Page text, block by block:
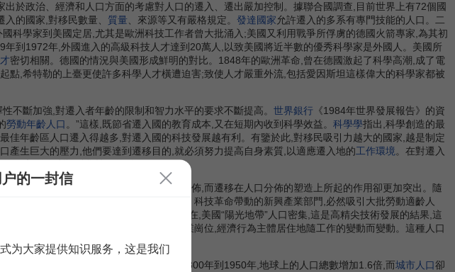
政治、經濟和人口方面的考慮對人口的遷入、遷出嚴加控制。據聯合國調查,目前世界上有72個國
的國家,對移民數量、 質量、來源等又有嚴格規定。 發達國家允許遷入的多系有專門技能的人口。二
科學家到美國定居,尤其是歐洲科技工作者曾大批涌入;美國又利用戰爭所俘虜的德國火箭專家,為其初
到1972年,外國進入的高級科技人才達到20萬人,以致美國將近半數的優秀科學家是外國人。美國所
密切相關。德國的情況與美國形成鮮明的對比。1848年的歐洲革命,曾在德國激起了科學高潮,成了電
點,希特勒的上臺更使許多科學人才橫遭迫害;致使人才嚴重外流,包括愛因斯坦這樣偉大的科學家都被
不斷加強,對遷入者年齡的限制和智力水平的要求不斷提高。 世界銀行 《1984年世界發展報告》的資
勞動年齡人口。”這樣,既節省遷入國的教育成本,又在短期內收到科學效益。 科學學指出,科學創造的最
年齡區人口遷入得越多,對遷入國的科技發展越有利。有鑒於此,對移民吸引力越大的國家,越是制定
生巨大的壓力,他們要達到遷移目的,就必須努力提高自身素質,以適應遷入地的工作環境。在對遷入
因素,並有利於科學技術的發展。
必要前提。人口的自然增長固然影響人口分佈,而遷移在人口分佈的塑造上所起的作用卻更加突出。隨
而保證了產業結構變化對勞動者的要求。科技革命帶動的新興產業部門,必然吸引大批勞動適齡人
變化需要的人口分佈才具有合理性。現在,美國“陽光地帶”人口密集,這是高精尖技術發展的結果,這
一方面,
又為人們提供了新的就業崗位,經濟行為主體居住地隨工作的變動而變動。這種人口
九世紀起,人口異常迅猛地向城市集中。從1800年到1950年,地球上的人口總數增加1.6倍,而城市人口卻
的一封信
为大家提供知识服务，这是我们